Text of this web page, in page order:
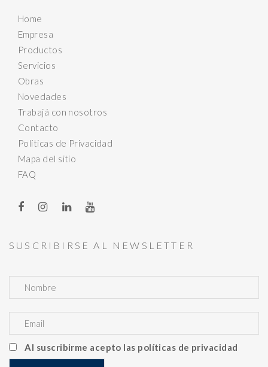
Home
Empresa
Productos
Servicios
Obras
Novedades
Trabajá con nosotros
Contacto
Políticas de Privacidad
Mapa del sitio
FAQ
SUSCRIBIRSE AL NEWSLETTER
Al suscribirme acepto las políticas de privacidad